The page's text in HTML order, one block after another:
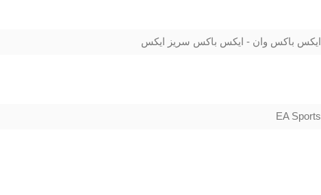
ایکس باکس وان - ایکس باکس سریز ایکس
EA Sports